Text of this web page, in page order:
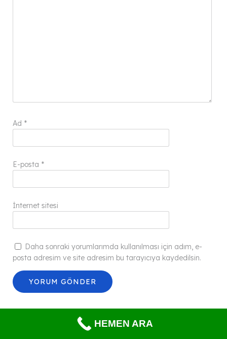
Ad *
E-posta *
İnternet sitesi
Daha sonraki yorumlarımda kullanılması için adım, e-
posta adresim ve site adresim bu tarayıcıya kaydedilsin.
HEMEN ARA